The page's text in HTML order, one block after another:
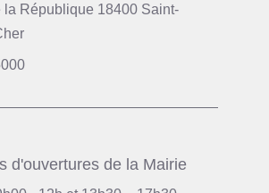
la République 18400 Saint-
d'ouvertures de la Mairie